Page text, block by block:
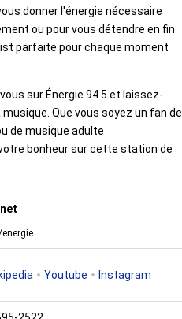
donner l'énergie nécessaire
ou pour vous détendre en fin
parfaite pour chaque moment
sur Énergie 94.5 et laissez-
Que vous soyez un fan de
de musique adulte
bonheur sur cette station de
Youtube Instagram